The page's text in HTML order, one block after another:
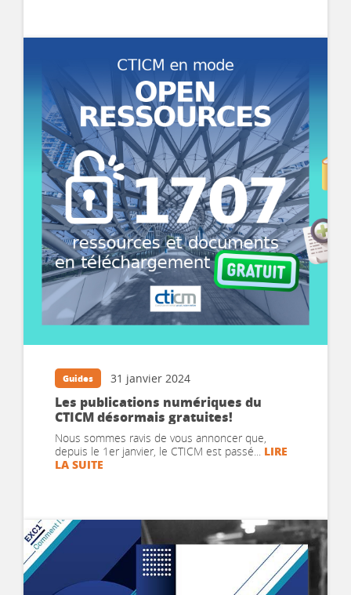
Guides 31 janvier 2024
Les publications numériques du
CTICM désormais gratuites!
Nous sommes ravis de vous annoncer que,
depuis le 1er janvier, le CTICM est passé... LIRE
LA SUITE